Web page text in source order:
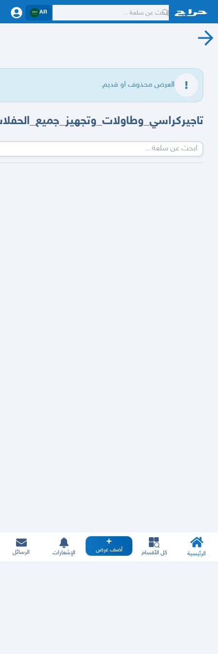
AR
العرض محذوف او قديم.
الرئيسية كل الأقسام أضف عرض الإشعارات الرسائل